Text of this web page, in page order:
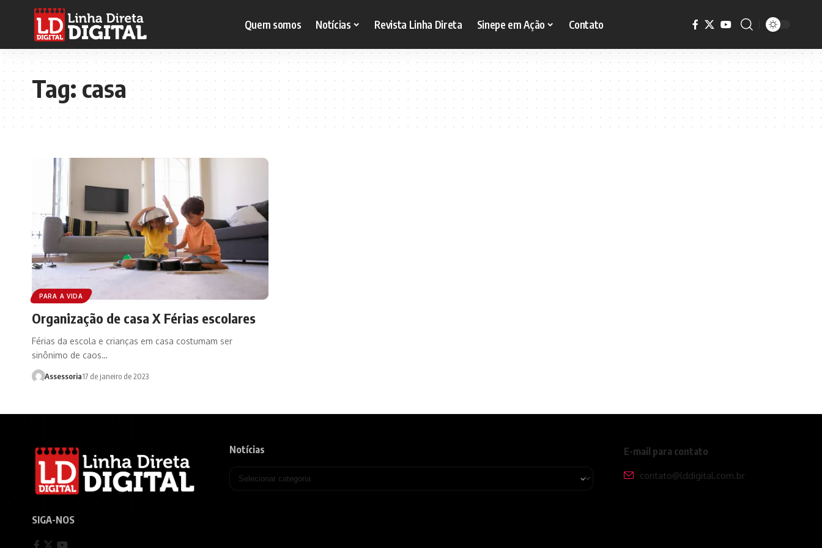
Quem somos Notícias Revista Linha Direta Sinepe em Ação Contato
Tag:casa
PARA A VIDA
Organização de casa X Férias escolares
Férias da escola e crianças em casa costumam ser
sinônimo de caos…
Assessoria17 de janeiro de 2023
SIGA-NOS
Notícias E-mail para contato
contato@lddigital.com.br